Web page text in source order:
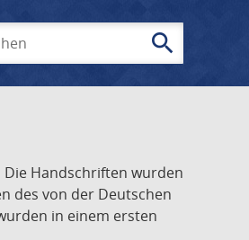
search
Handschriften wurden
des von der Deutschen
in einem ersten